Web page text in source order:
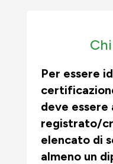
Per essere
deve
registrato/
elencato di
almeno un